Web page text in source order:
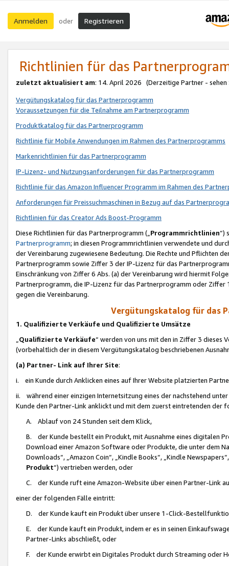
Anmelden oder Registrieren
Richtlinien für das
zuletzt aktualisiert am: 14. April 2026 (Derzeitige Partner - sehen
Vergütungskatalog für das Partnerprogramm
Voraussetzungen für die Teilnahme am Partnerprogramm
Produktkatalog für das Partnerprogramm
Richtlinie für Mobile Anwendungen im Rahmen des Partnerprogramms
Markenrichtlinien für das Partnerprogramm
IP-Lizenz- und Nutzungsanforderungen für das Partnerprogramm
Richtlinie für das Amazon Influencer Programm im Rahmen des
Anforderungen für Preissuchmaschinen in Bezug auf das
Richtlinien für das Creator Ads Boost-Programm
Diese Richtlinien für das Partnerprogramm („Programmrichtlinien“)
Partnerprogramm; in diesen Programmrichtlinien verwendete und
der Vereinbarung zugewiesene Bedeutung. Die Rechte und Pflichten
Partnerprogramm sowie Ziffer 3 der IP-Lizenz für das
Einschränkung von Ziffer 6 Abs. (a) der Vereinbarung wird hiermit
Partnerprogramm, die IP-Lizenz für das Partnerprogramm oder
gegen die Vereinbarung.
Vergütungskatalog für das
1. Qualifizierte Verkäufe und Qualifizierte Umsätze
Qualifizierte Verkäufe“ werden von uns mit den in Ziffer 3
(vorbehaltlich der in diesem Vergütungskatalog beschriebenen
(a) Partner- Link auf Ihrer Site:
i. ein Kunde durch Anklicken eines auf Ihrer Website platzierten
ii. während einer einzigen Internetsitzung eines der nachstehend
Kunde den Partner-Link anklickt und mit dem zuerst eintretenden der
A. Ablauf von 24 Stunden seit dem Klick,
B. der Kunde bestellt ein Produkt, mit Ausnahme eines digitalen
Download einer Amazon Software oder Produkte, die unter dem
Downloads“, „Amazon Coin“, „Kindle Books“, „Kindle
Produkt“) vertrieben werden, oder
C. der Kunde ruft eine Amazon-Website über einen Partner-Link
einer der folgenden Fälle eintritt:
D. der Kunde kauft ein Produkt über unsere 1-Click-
E. der Kunde kauft ein Produkt, indem er es in seinen
Partner-Links abschließt, oder
F. der Kunde erwirbt ein Digitales Produkt durch Streaming oder